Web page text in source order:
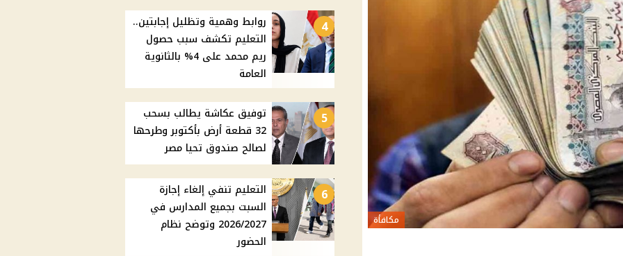
مكافأة
4
روابط وهمية وتظليل إجابتين..
التعليم تكشف سبب حصول
ريم محمد على 4% بالثانوية
العامة
5
توفيق عكاشة يطالب بسحب
32 قطعة أرض بأكتوبر وطرحها
لصالح صندوق تحيا مصر
6
التعليم تنفي إلغاء إجازة
السبت بجميع المدارس في
2026/2027 وتوضح نظام
الحضور